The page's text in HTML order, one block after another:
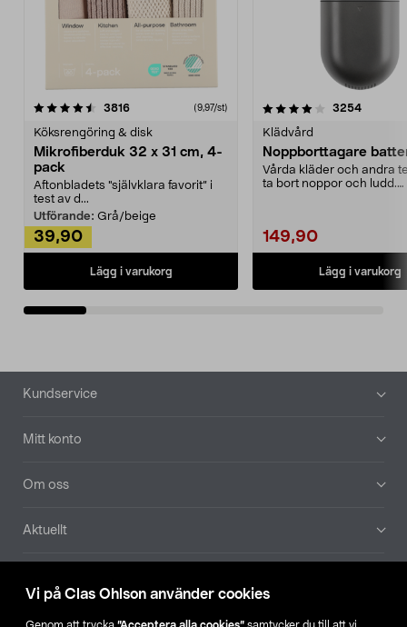
Vi på Clas Ohlson använder cookies
3816recensioner (9,97/st)
Köksrengöring & disk
Mikrofiberduk 32 x 31 cm, 4-
pack
Aftonbladets "självklara favorit” i
test av d...
Utförande: Grå/beige
39,90
Lägg i varukorg
4.0av 5 stjärnor 3254
Klädvård
Noppborttagare
Vårda kläder och andra
ta bort noppor och ludd.
149,90
Lägg i varukorg
4.5av 5 stjärnor
Sidfot
Kundservice
Mitt konto
Om oss
Aktuellt
Hitta butik